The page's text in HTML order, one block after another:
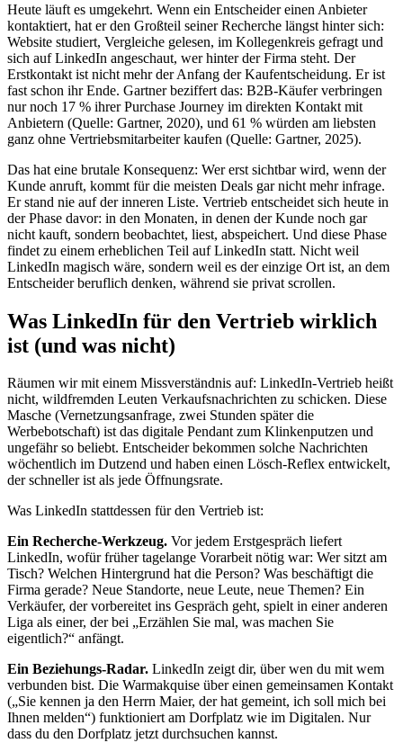
Heute läuft es umgekehrt. Wenn ein Entscheider einen Anbieter
kontaktiert, hat er den Großteil seiner Recherche längst hinter sich:
Website studiert, Vergleiche gelesen, im Kollegenkreis gefragt und
sich auf LinkedIn angeschaut, wer hinter der Firma steht. Der
Erstkontakt ist nicht mehr der Anfang der Kaufentscheidung. Er ist
fast schon ihr Ende. Gartner beziffert das: B2B-Käufer verbringen
nur noch 17 % ihrer Purchase Journey im direkten Kontakt mit
Anbietern (Quelle: Gartner, 2020), und 61 % würden am liebsten
ganz ohne Vertriebsmitarbeiter kaufen (Quelle: Gartner, 2025).
Das hat eine brutale Konsequenz: Wer erst sichtbar wird, wenn der
Kunde anruft, kommt für die meisten Deals gar nicht mehr infrage.
Er stand nie auf der inneren Liste. Vertrieb entscheidet sich heute in
der Phase davor: in den Monaten, in denen der Kunde noch gar
nicht kauft, sondern beobachtet, liest, abspeichert. Und diese Phase
findet zu einem erheblichen Teil auf LinkedIn statt. Nicht weil
LinkedIn magisch wäre, sondern weil es der einzige Ort ist, an dem
Entscheider beruflich denken, während sie privat scrollen.
Was LinkedIn für den Vertrieb wirklich
ist (und was nicht)
Räumen wir mit einem Missverständnis auf: LinkedIn-Vertrieb heißt
nicht, wildfremden Leuten Verkaufsnachrichten zu schicken. Diese
Masche (Vernetzungsanfrage, zwei Stunden später die
Werbebotschaft) ist das digitale Pendant zum Klinkenputzen und
ungefähr so beliebt. Entscheider bekommen solche Nachrichten
wöchentlich im Dutzend und haben einen Lösch-Reflex entwickelt,
der schneller ist als jede Öffnungsrate.
Was LinkedIn stattdessen für den Vertrieb ist:
Ein Recherche-Werkzeug. Vor jedem Erstgespräch liefert
LinkedIn, wofür früher tagelange Vorarbeit nötig war: Wer sitzt am
Tisch? Welchen Hintergrund hat die Person? Was beschäftigt die
Firma gerade? Neue Standorte, neue Leute, neue Themen? Ein
Verkäufer, der vorbereitet ins Gespräch geht, spielt in einer anderen
Liga als einer, der bei „Erzählen Sie mal, was machen Sie
eigentlich?“ anfängt.
Ein Beziehungs-Radar. LinkedIn zeigt dir, über wen du mit wem
verbunden bist. Die Warmakquise über einen gemeinsamen Kontakt
(„Sie kennen ja den Herrn Maier, der hat gemeint, ich soll mich bei
Ihnen melden“) funktioniert am Dorfplatz wie im Digitalen. Nur
dass du den Dorfplatz jetzt durchsuchen kannst.